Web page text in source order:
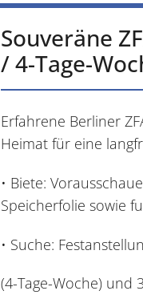
Souveräne
/ 4-Tage-
Erfahrene Berliner
Heimat für eine
• Biete:
Speicherfolie sowie
• Suche:
(4-Tage-Woche) und